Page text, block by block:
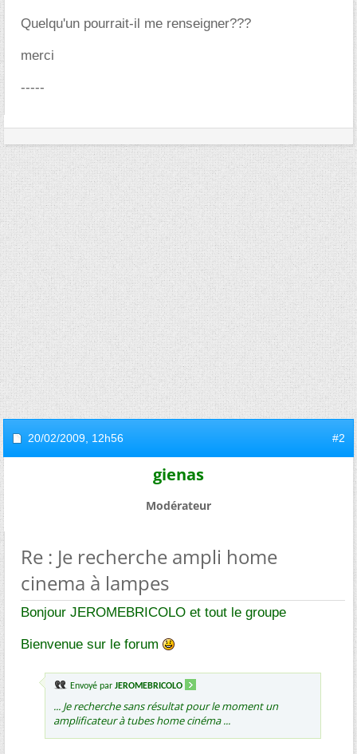
Quelqu'un pourrait-il me renseigner???
merci
-----
20/02/2009, 12h56 #2
gienas
Modérateur
Re : Je recherche ampli home
cinema à lampes
Bonjour JEROMEBRICOLO et tout le groupe
Bienvenue sur le forum
Envoyé par JEROMEBRICOLO
... Je recherche sans résultat pour le moment un
amplificateur à tubes home cinéma ...